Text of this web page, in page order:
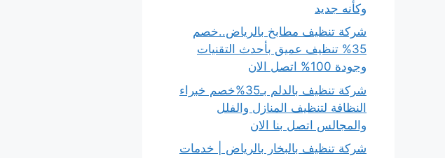
وكأنه جديد
شركة تنظيف مطابخ بالرياض..خصم
35% تنظيف عميق بأحدث التقنيات
وجودة 100% اتصل الان
شركة تنظيف بالدلم بـ35%خصم خبراء
النظافة لتنظيف المنازل والفلل
والمجالس اتصل بنا الان
شركة تنظيف بالبخار بالرياض | خدمات